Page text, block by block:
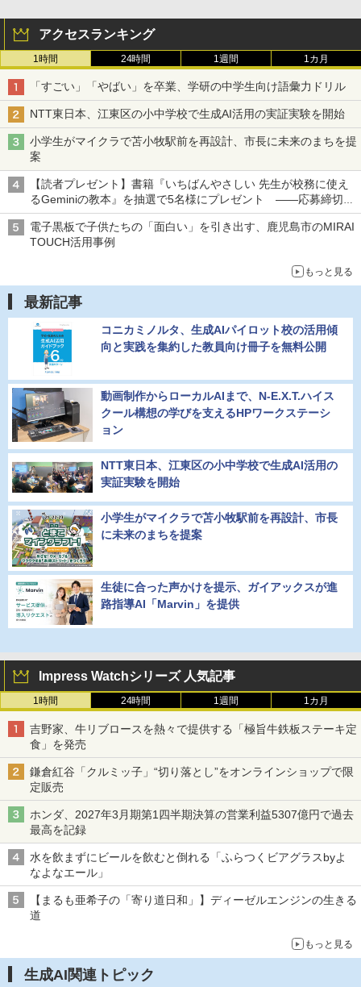
アクセスランキング
1時間 24時間 1週間 1カ月
「すごい」「やばい」を卒業、学研の中学生向け語彙力ドリル
NTT東日本、江東区の小中学校で生成AI活用の実証実験を開始
小学生がマイクラで苫小牧駅前を再設計、市長に未来のまちを提
案
【読者プレゼント】書籍『いちばんやさしい 先生が校務に使え
るGeminiの教本』を抽選で5名様にプレゼント ――応募締切は
2026年8月12日（水）まで
電子黒板で子供たちの「面白い」を引き出す、鹿児島市のMIRAI
TOUCH活用事例
もっと見る
最新記事
コニカミノルタ、生成AIパイロット校の活用傾
向と実践を集約した教員向け冊子を無料公開
動画制作からローカルAIまで、N-E.X.T.ハイス
クール構想の学びを支えるHPワークステーシ
ョン
NTT東日本、江東区の小中学校で生成AI活用の
実証実験を開始
小学生がマイクラで苫小牧駅前を再設計、市長
に未来のまちを提案
生徒に合った声かけを提示、ガイアックスが進
路指導AI「Marvin」を提供
Impress Watchシリーズ 人気記事
1時間 24時間 1週間 1カ月
吉野家、牛リブロースを熱々で提供する「極旨牛鉄板ステーキ定
食」を発売
鎌倉紅谷「クルミッ子」“切り落とし”をオンラインショップで限
定販売
ホンダ、2027年3月期第1四半期決算の営業利益5307億円で過去
最高を記録
水を飲まずにビールを飲むと倒れる「ふらつくビアグラスbyよ
なよなエール」
【まるも亜希子の「寄り道日和」】ディーゼルエンジンの生きる
道
もっと見る
生成AI関連トピック